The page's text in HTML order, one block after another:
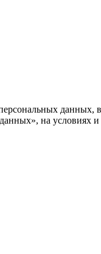
данных, в
на условиях